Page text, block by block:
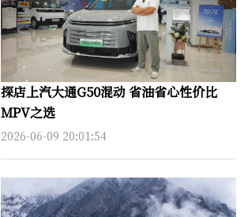
探店上汽大通G50混动 省油省心性价比
MPV之选
2026-06-09 20:01:54